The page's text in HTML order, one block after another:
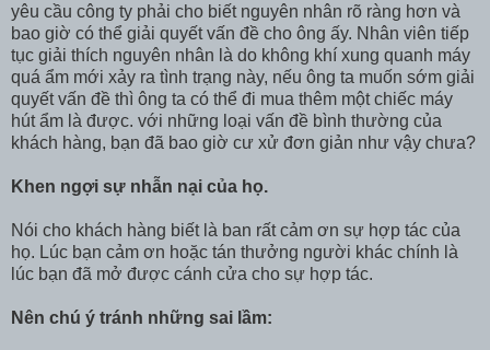
yêu cầu công ty phải cho biết nguyên nhân rõ ràng hơn và
bao giờ có thể giải quyết vấn đề cho ông ấy. Nhân viên tiếp
tục giải thích nguyên nhân là do không khí xung quanh máy
quá ẩm mới xảy ra tình trạng này, nếu ông ta muốn sớm giải
quyết vấn đề thì ông ta có thể đi mua thêm một chiếc máy
hút ẩm là được. với những loại vấn đề bình thường của
khách hàng, bạn đã bao giờ cư xử đơn giản như vậy chưa?
Khen ngợi sự nhẫn nại của họ.
Nói cho khách hàng biết là ban rất cảm ơn sự hợp tác của
họ. Lúc bạn cảm ơn hoặc tán thưởng người khác chính là
lúc bạn đã mở được cánh cửa cho sự hợp tác.
Nên chú ý tránh những sai lầm: